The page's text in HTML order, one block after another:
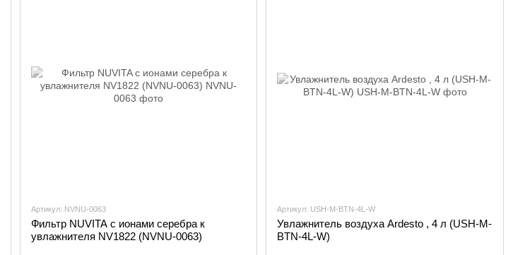
Артикул: NVNU-0063
Фильтр NUVITA с ионами серебра к
увлажнителя NV1822 (NVNU-0063)
Артикул: USH-M-BTN-4L-W
Увлажнитель воздуха Ardesto , 4 л (USH-M-
BTN-4L-W)